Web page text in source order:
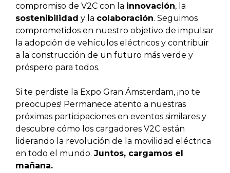
compromiso de V2C con la innovación, la
sostenibilidad y la colaboración. Seguimos
comprometidos en nuestro objetivo de impulsar
la adopción de vehículos eléctricos y contribuir
a la construcción de un futuro más verde y
próspero para todos.
Si te perdiste la Expo Gran Ámsterdam, ¡no te
preocupes! Permanece atento a nuestras
próximas participaciones en eventos similares y
descubre cómo los cargadores V2C están
liderando la revolución de la movilidad eléctrica
en todo el mundo. Juntos, cargamos el
mañana.